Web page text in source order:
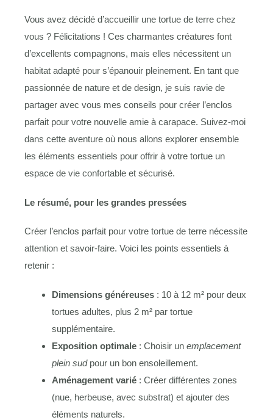
Vous avez décidé d’accueillir une tortue de terre chez
vous ? Félicitations ! Ces charmantes créatures font
d’excellents compagnons, mais elles nécessitent un
habitat adapté pour s’épanouir pleinement. En tant que
passionnée de nature et de design, je suis ravie de
partager avec vous mes conseils pour créer l’enclos
parfait pour votre nouvelle amie à carapace. Suivez-moi
dans cette aventure où nous allons explorer ensemble
les éléments essentiels pour offrir à votre tortue un
espace de vie confortable et sécurisé.
Le résumé, pour les grandes pressées
Créer l’enclos parfait pour votre tortue de terre nécessite
attention et savoir-faire. Voici les points essentiels à
retenir :
Dimensions généreuses : 10 à 12 m² pour deux
tortues adultes, plus 2 m² par tortue
supplémentaire.
Exposition optimale : Choisir un emplacement
plein sudpour un bon ensoleillement.
Aménagement varié : Créer différentes zones
(nue, herbeuse, avec substrat) et ajouter des
éléments naturels.